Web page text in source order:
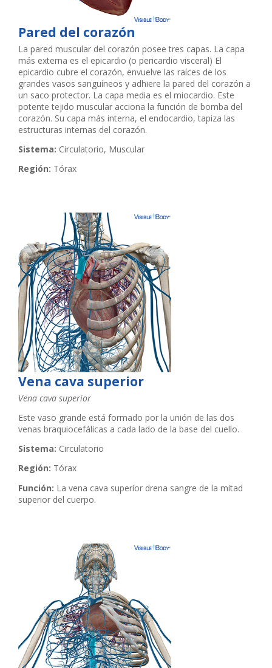
Pared del corazón
La pared muscular del corazón posee tres capas. La capa
más externa es el epicardio (o pericardio visceral) El
epicardio cubre el corazón, envuelve las raíces de los
grandes vasos sanguíneos y adhiere la pared del corazón a
un saco protector. La capa media es el miocardio. Este
potente tejido muscular acciona la función de bomba del
corazón. Su capa más interna, el endocardio, tapiza las
estructuras internas del corazón.
Sistema: Circulatorio, Muscular
Región: Tórax
Vena cava superior
Vena cava superior
Este vaso grande está formado por la unión de las dos
venas braquiocefálicas a cada lado de la base del cuello.
Sistema: Circulatorio
Región: Tórax
Función: La vena cava superior drena sangre de la mitad
superior del cuerpo.